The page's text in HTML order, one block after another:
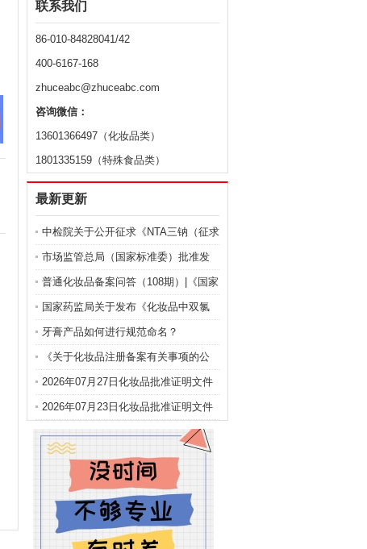
联系我们
86-010-84828041/42
400-6167-168
zhuceabc@zhuceabc.com
咨询微信：
13601366497（化妆品类）
1801335159（特殊食品类）
最新更新
中检院关于公开征求《NTA三钠（征求
意见稿）》等9项化妆品标准意见的通
知
市场监管总局（国家标准委）批准发
布化妆品强制性国家标准《化妆品 安
全通用要求》及官方解读
普通化妆品备案问答（108期）|《国家
药监局关于化妆品注册备案有关事项
的公告》问答
国家药监局关于发布《化妆品中双氯
芬酸钠的测定》等2项化妆品补充检验
方法的公告（2026年第72号）
牙膏产品如何进行规范命名？
《关于化妆品注册备案有关事项的公
告》问答
2026年07月27日化妆品批准证明文件
送达信息
2026年07月23日化妆品批准证明文件
送达信息